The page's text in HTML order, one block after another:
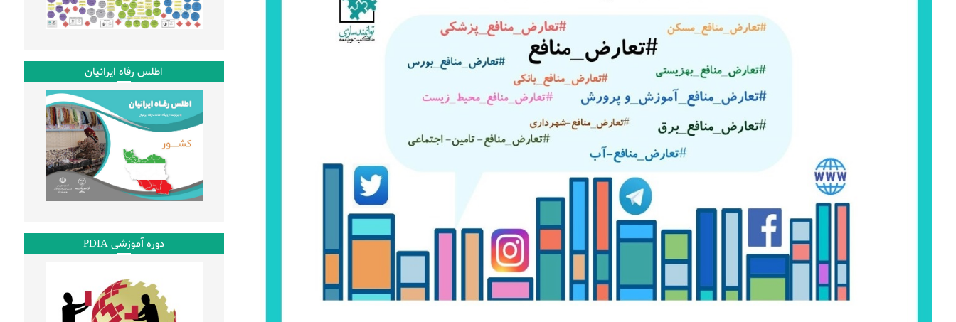
اطلس رفاه ایرانیان
دوره آموزشی PDIA